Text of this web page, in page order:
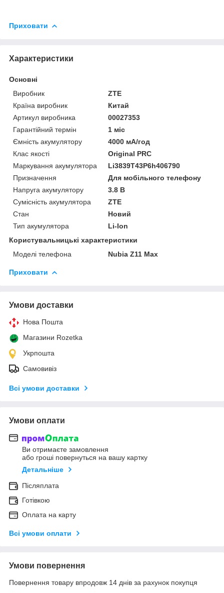
Приховати
Характеристики
Основні
Виробник
ZTE
Країна виробник
Китай
Артикул виробника
00027353
Гарантійний термін
1 міс
Ємність акумулятору
4000 мА/год
Клас якості
Original PRC
Маркування акумулятора
Li3839T43P6h406790
Призначення
Для мобільного телефону
Напруга акумулятору
3.8 В
Сумісність акумулятора
ZTE
Стан
Новий
Тип акумулятора
Li-Ion
Користувальницькі характеристики
Моделі телефона
Nubia Z11 Max
Приховати
Умови доставки
Нова Пошта
Магазини Rozetka
Укрпошта
Самовивіз
Всі умови доставки
Умови оплати
Ви отримаєте замовлення
або гроші повернуться на вашу картку
Детальніше
Післяплата
Готівкою
Оплата на карту
Всі умови оплати
Умови повернення
Повернення товару впродовж 14 днів за рахунок покупця